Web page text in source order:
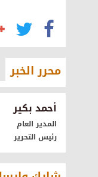
محرر الخبر
أحمد بكير
المدير العام
رئيس التحرير